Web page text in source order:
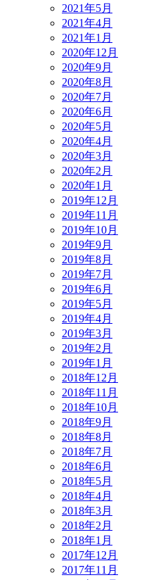
2021年5月
2021年4月
2021年1月
2020年12月
2020年9月
2020年8月
2020年7月
2020年6月
2020年5月
2020年4月
2020年3月
2020年2月
2020年1月
2019年12月
2019年11月
2019年10月
2019年9月
2019年8月
2019年7月
2019年6月
2019年5月
2019年4月
2019年3月
2019年2月
2019年1月
2018年12月
2018年11月
2018年10月
2018年9月
2018年8月
2018年7月
2018年6月
2018年5月
2018年4月
2018年3月
2018年2月
2018年1月
2017年12月
2017年11月